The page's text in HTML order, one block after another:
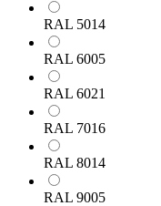
RAL 5014
RAL 6005
RAL 6021
RAL 7016
RAL 8014
RAL 9005